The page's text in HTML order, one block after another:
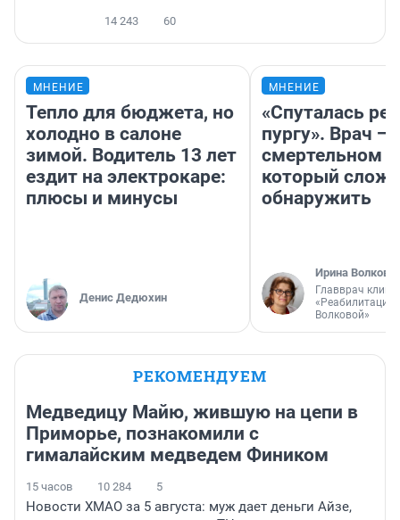
14 243 60
МНЕНИЕ
Тепло для бюджета, но
холодно в салоне
зимой. Водитель 13 лет
ездит на электрокаре:
плюсы и минусы
Денис Дедюхин
МНЕНИЕ
«Спуталась
пургу». Врач —
смертельном
который
обнаружить
Ирина Волкова
Главврач
«Реабилитация
Волковой»
РЕКОМЕНДУЕМ
Медведицу Майю, жившую на цепи в
Приморье, познакомили с
гималайским медведем Фиником
15 часов 10 284 5
Новости ХМАО за 5 августа: муж дает деньги Айзе,